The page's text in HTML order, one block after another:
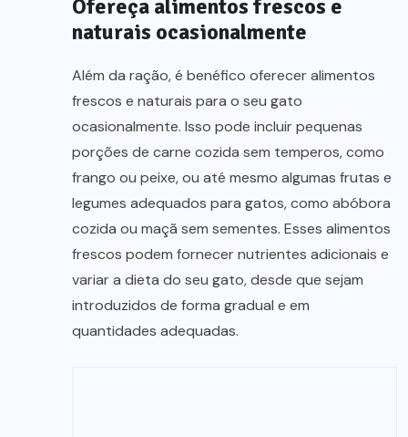
Ofereça alimentos frescos e
naturais ocasionalmente
Além da ração, é benéfico oferecer alimentos
frescos e naturais para o seu gato
ocasionalmente. Isso pode incluir pequenas
porções de carne cozida sem temperos, como
frango ou peixe, ou até mesmo algumas frutas e
legumes adequados para gatos, como abóbora
cozida ou maçã sem sementes. Esses alimentos
frescos podem fornecer nutrientes adicionais e
variar a dieta do seu gato, desde que sejam
introduzidos de forma gradual e em
quantidades adequadas.